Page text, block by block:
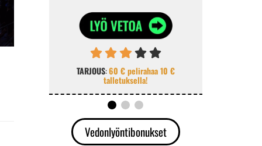
TARJOUS:60 € pelirahaa 10 €
talletuksella!
Vedonlyöntibonukset